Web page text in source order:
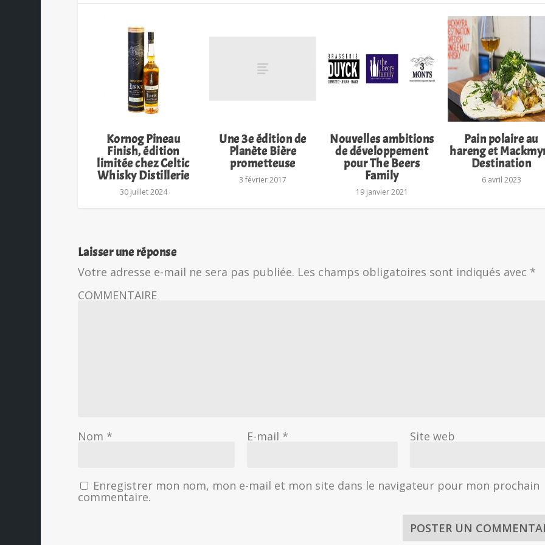
Kornog Pineau
Finish, édition
limitée chez Celtic
Whisky Distillerie
30 juillet 2024
Une 3e édition de
Planète Bière
prometteuse
3 février 2017
Nouvelles ambitions
de développement
pour The Beers
Family
19 janvier 2021
Pain polaire au
hareng et
Destination
6 avril 2023
Laisser une réponse
Votre adresse e-mail ne sera pas publiée. Les champs obligatoires sont indiqués avec *
COMMENTAIRE
Nom * E-mail * Site web
Enregistrer mon nom, mon e-mail et mon site dans le navigateur pour mon prochain
commentaire.